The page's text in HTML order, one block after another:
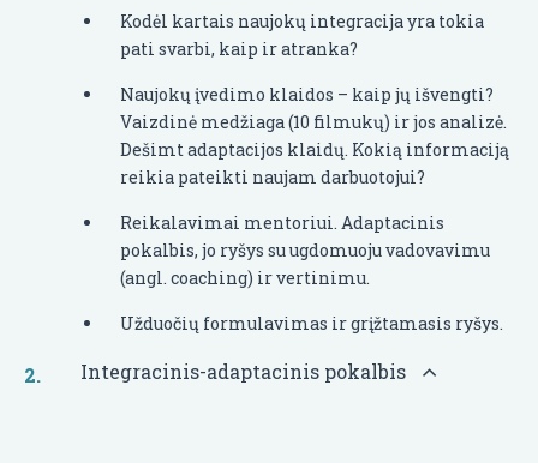
Kodėl kartais naujokų integracija yra tokia
pati svarbi, kaip ir atranka?
Naujokų įvedimo klaidos – kaip jų išvengti?
Vaizdinė medžiaga (10 filmukų) ir jos analizė.
Dešimt adaptacijos klaidų. Kokią informaciją
reikia pateikti naujam darbuotojui?
Reikalavimai mentoriui. Adaptacinis
pokalbis, jo ryšys su ugdomuoju vadovavimu
(angl. coaching) ir vertinimu.
Užduočių formulavimas ir grįžtamasis ryšys.
Integracinis-adaptacinis pokalbis